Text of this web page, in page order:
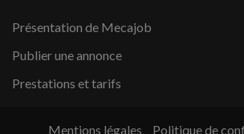
Présentation de Mecajob
Publier une annonce
Prestations et tarifs
Mentions légales Politique de